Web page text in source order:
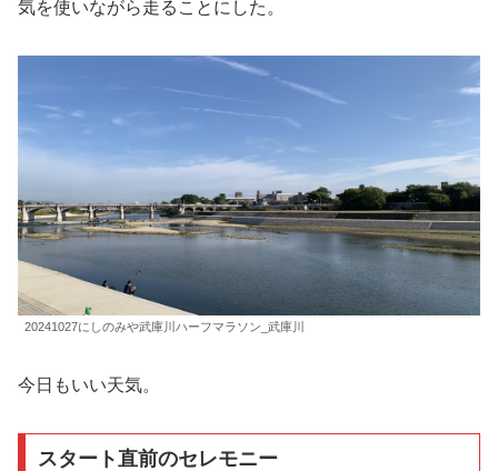
気を使いながら走ることにした。
20241027にしのみや武庫川ハーフマラソン_武庫川
今日もいい天気。
スタート直前のセレモニー